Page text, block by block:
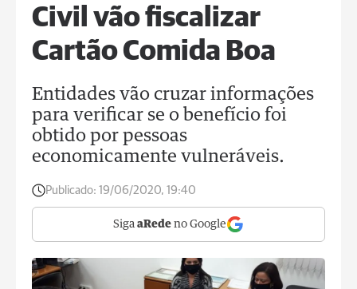
Civil vão fiscalizar
Cartão Comida Boa
Entidades vão cruzar informações
para verificar se o benefício foi
obtido por pessoas
economicamente vulneráveis.
Publicado: 19/06/2020, 19:40
Siga aRede no Google